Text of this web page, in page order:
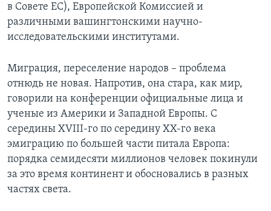
Языки
в Совете ЕС), Европейской Комиссией и
различными вашингтонскими научно-
исследовательскими институтами.
Миграция, переселение народов – проблема
отнюдь не новая. Напротив, она стара, как мир,
говорили на конференции официальные лица и
ученые из Америки и Западной Европы. С
середины XVIII-го по середину XX-го века
эмиграцию по большей части питала Европа:
порядка семидесяти миллионов человек покинули
за это время континент и обосновались в разных
частях света.